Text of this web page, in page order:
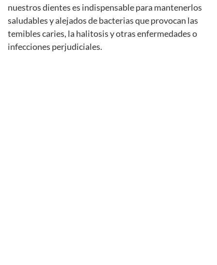
nuestros dientes es indispensable para mantenerlos
saludables y alejados de bacterias que provocan las
temibles caries, la halitosis y otras enfermedades o
infecciones perjudiciales.